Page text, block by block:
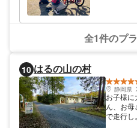
ICから車
作りに、
体験！
全1件のプ
10 はるの山の村
静岡県
お子様に
ん、お
で走行し